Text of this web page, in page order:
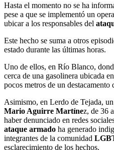
Hasta el momento no se ha
pese a que se implementó un
ubicar a los responsables del
Este hecho se suma a otros
estado durante las últimas horas.
Uno de ellos, en Río Blanco,
cerca de una gasolinera ubicada
pocos metros de un
Asimismo, en Lerdo de Tejada,
Mario Aguirre Martínez, de 36
haber denunciado en redes
ataque armado ha generado
integrantes de la comunidad
esclarecimiento de los hechos.